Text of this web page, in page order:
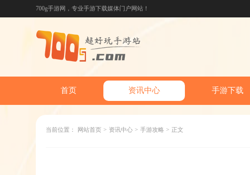
700g手游网，专业手游下载媒体门户网站！
首页 资讯中心 手游下载
当前位置： 网站首页 > 资讯中心 > 手游攻略 > 正文